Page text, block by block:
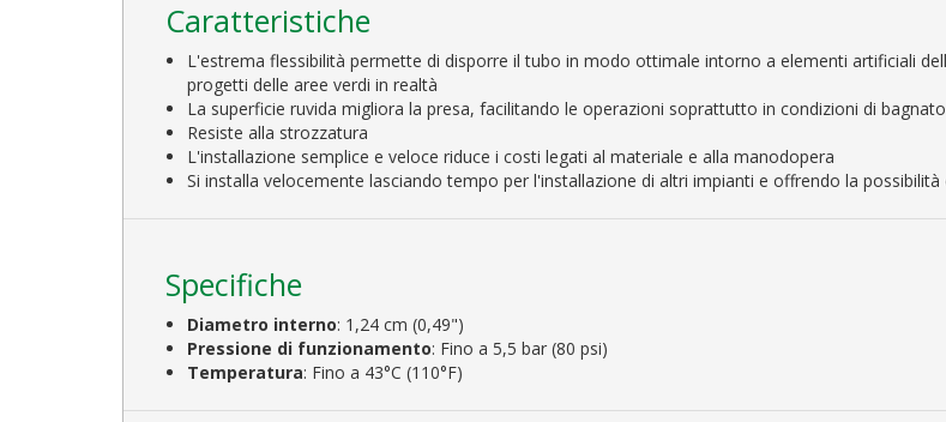
Caratteristiche
L'estrema flessibilità permette di disporre il tubo in modo ottimale intorno a elementi artificiali
progetti delle aree verdi in realtà
La superficie ruvida migliora la presa, facilitando le operazioni soprattutto in condizioni di bagnato
Resiste alla strozzatura
L'installazione semplice e veloce riduce i costi legati al materiale e alla manodopera
Si installa velocemente lasciando tempo per l'installazione di altri impianti e offrendo la
Specifiche
Diametro interno: 1,24 cm (0,49")
Pressione di funzionamento: Fino a 5,5 bar (80 psi)
Temperatura: Fino a 43°C (110°F)